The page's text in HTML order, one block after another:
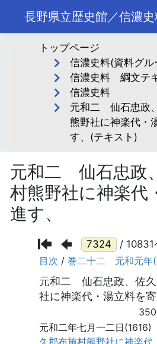
長野県立歴史館／信濃史
トップページ
信濃史料(資料グル
信濃史料 綱文テ
信濃史料
元和二 仙石忠政
熊野社に神楽代・
す、(テキスト)
元和二 仙石忠政
村熊野社に神楽代
進す、
/ 10831